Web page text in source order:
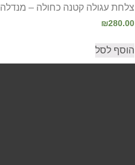
צלחת עגולה קטנה כחולה – מנדלה
₪280.00
הוסף לסל